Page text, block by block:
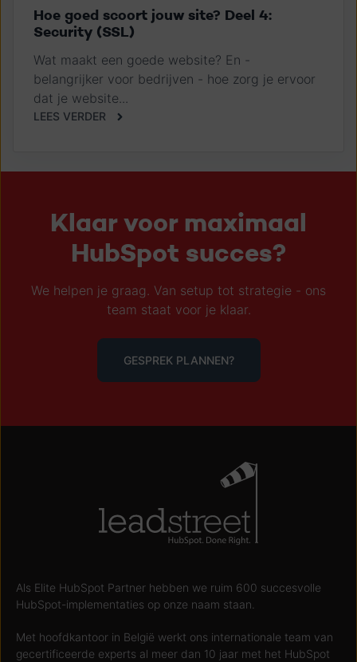
Hoe goed scoort jouw site? Deel 4:
Security (SSL)
Wat maakt een goede website? En -
belangrijker voor bedrijven - hoe zorg je ervoor
dat je website...
LEES VERDER
Klaar voor maximaal
HubSpot succes?
We helpen je graag. Van setup tot strategie - ons
team staat voor je klaar.
GESPREK PLANNEN?
Als Elite HubSpot Partner hebben we ruim 600 succesvolle
HubSpot-implementaties op onze naam staan.
Met hoofdkantoor in België werkt ons internationale team van
gecertificeerde experts al meer dan 10 jaar met het HubSpot